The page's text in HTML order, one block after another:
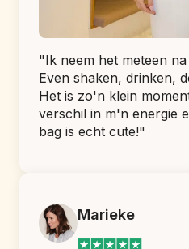
"Ik neem het meteen
Even shaken, drinken,
Het is zo'n klein
verschil in m'n energie
bag is echt cute!"
Marieke